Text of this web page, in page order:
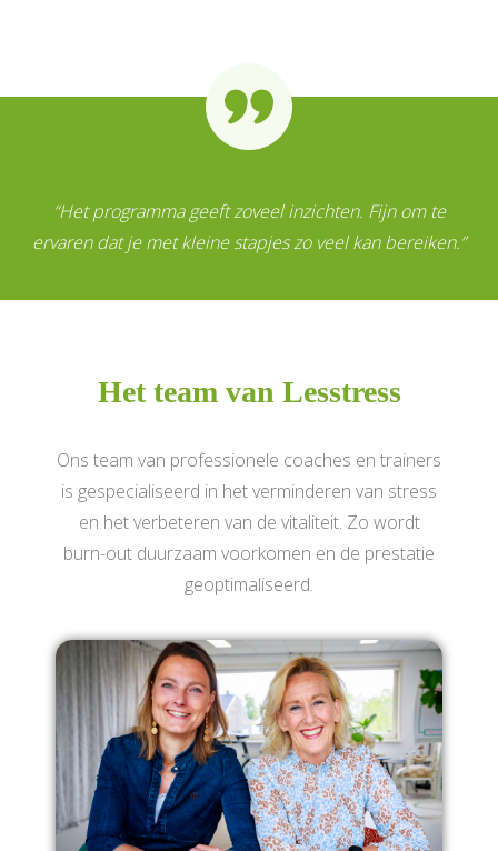
“Het programma geeft zoveel inzichten. Fijn om te
ervaren dat je met kleine stapjes zo veel kan bereiken.”
Het team van Lesstress
Ons team van professionele coaches en trainers
is gespecialiseerd in het verminderen van stress
en het verbeteren van de vitaliteit. Zo wordt
burn-out duurzaam voorkomen en de prestatie
geoptimaliseerd.